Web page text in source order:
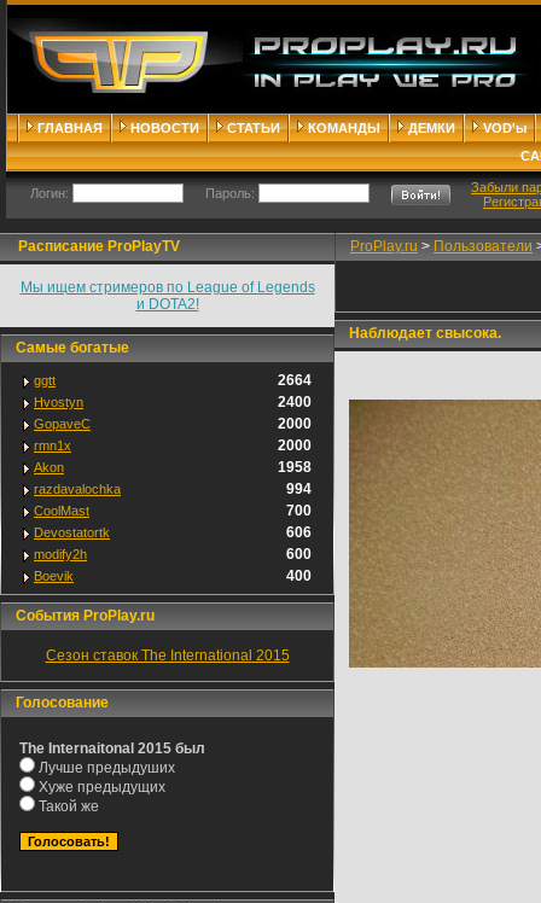
ГЛАВНАЯ НОВОСТИ СТАТЬИ КОМАНДЫ ДЕМКИ
VOD'ы
Логин: Пароль:
Забыли
Расписание ProPlayTV
Мы ищем стримеров по League of Legends
и DOTA2!
Самые богатые
ggtt 2664
Hvostyn 2400
GopaveC 2000
rmn1x 2000
Akon 1958
razdavalochka 994
CoolMast 700
Devostatortk 606
modify2h 600
Boevik 400
События ProPlay.ru
Сезон ставок The International 2015
Голосование
The Internaitonal 2015 был
Лучше предыдуших
Хуже предыдущих
Такой же
ProPlay.ru > Пользователи
Наблюдает свысока.